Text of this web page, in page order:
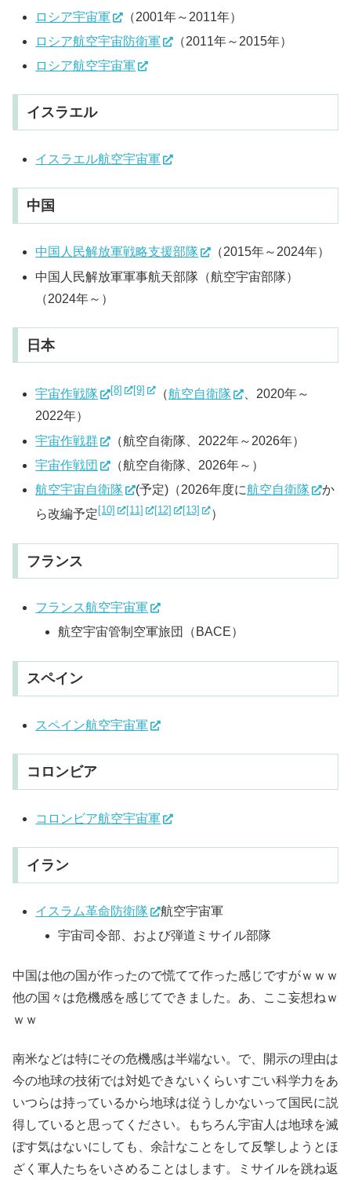
ロシア宇宙軍
（2001年～2011年）
ロシア航空宇宙防衛軍
（2011年～2015年）
ロシア航空宇宙軍
イスラエル
イスラエル航空宇宙軍
中国
中国人民解放軍戦略支援部隊
（2015年～2024年）
中国人民解放軍軍事航天部隊（航空宇宙部隊）
（2024年～）
日本
宇宙作戦隊 [8] [9] （航空自衛隊
、2020年～
2022年）
宇宙作戦群
（航空自衛隊、2022年～2026年）
宇宙作戦団
（航空自衛隊、2026年～）
航空宇宙自衛隊
(予定)（2026年度に航空自衛隊
か
ら改編予定 [10] [11] [12] [13] ）
フランス
フランス航空宇宙軍
航空宇宙管制空軍旅団（BACE）
スペイン
スペイン航空宇宙軍
コロンビア
コロンビア航空宇宙軍
イラン
イスラム革命防衛隊
航空宇宙軍
宇宙司令部、および弾道ミサイル部隊
中国は他の国が作ったので慌てて作った感じですがｗｗｗ
他の国々は危機感を感じてできました。あ、ここ妄想ねｗ
ｗｗ
南米などは特にその危機感は半端ない。で、開示の理由は
今の地球の技術では対処できないくらいすごい科学力をあ
いつらは持っているから地球は従うしかないって国民に説
得していると思ってください。もちろん宇宙人は地球を滅
ぼす気はないにしても、余計なことをして反撃しようとほ
ざく軍人たちをいさめることはします。ミサイルを跳ね返